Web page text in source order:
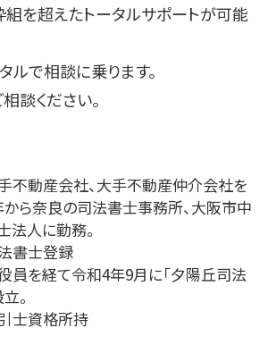
を超えたトータルサポートが可能
ルで相談に乗ります。
談ください。
不動産会社、大手不動産仲介会社を
から奈良の司法書士事務所、大阪市中
法人に勤務。
書士登録
員を経て令和4年9月に「夕陽丘司法
。
士資格所持